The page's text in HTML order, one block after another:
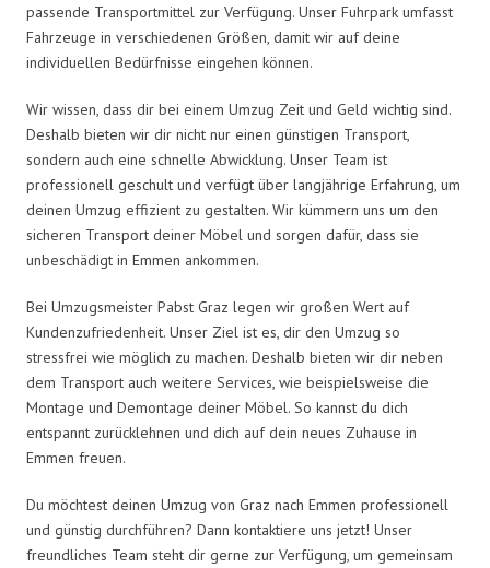
passende Transportmittel zur Verfügung. Unser Fuhrpark umfasst
Fahrzeuge in verschiedenen Größen, damit wir auf deine
individuellen Bedürfnisse eingehen können.
Wir wissen, dass dir bei einem Umzug Zeit und Geld wichtig sind.
Deshalb bieten wir dir nicht nur einen günstigen Transport,
sondern auch eine schnelle Abwicklung. Unser Team ist
professionell geschult und verfügt über langjährige Erfahrung, um
deinen Umzug effizient zu gestalten. Wir kümmern uns um den
sicheren Transport deiner Möbel und sorgen dafür, dass sie
unbeschädigt in Emmen ankommen.
Bei Umzugsmeister Pabst Graz legen wir großen Wert auf
Kundenzufriedenheit. Unser Ziel ist es, dir den Umzug so
stressfrei wie möglich zu machen. Deshalb bieten wir dir neben
dem Transport auch weitere Services, wie beispielsweise die
Montage und Demontage deiner Möbel. So kannst du dich
entspannt zurücklehnen und dich auf dein neues Zuhause in
Emmen freuen.
Du möchtest deinen Umzug von Graz nach Emmen professionell
und günstig durchführen? Dann kontaktiere uns jetzt! Unser
freundliches Team steht dir gerne zur Verfügung, um gemeinsam